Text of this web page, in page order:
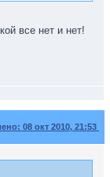
все нет и нет!
08 окт 2010, 21:53